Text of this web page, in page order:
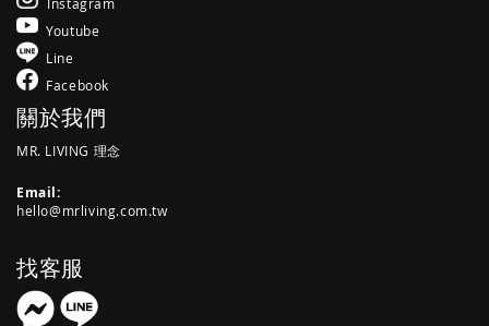
Youtube
Line
Facebook
關於我們
MR. LIVING 理念
Email:
hello@mrliving.com.tw
找客服